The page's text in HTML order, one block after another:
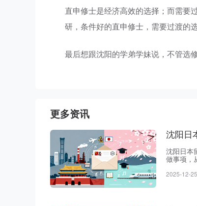
直申修士是经济高效的选择；而需要
研，条件好的直申修士，需要过渡的
最后想跟沈阳的学弟学妹说，不管选
更多资讯
沈阳日
沈阳日本
做事项，
经验，见
2025-12-25